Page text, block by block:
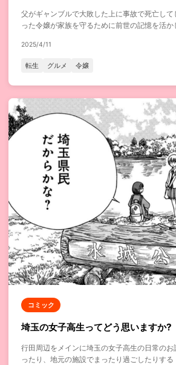
父がギャンブルで大敗した上に事故で死亡し
った令嬢が家族を守るために前世の記憶を活
2025/4/11
転生 グルメ 令嬢
コミック
埼玉の女子高生ってどう思いますか?
行田周辺をメインに埼玉の女子高生の日常の
ったり、地元の施設でまったり過ごしたりする